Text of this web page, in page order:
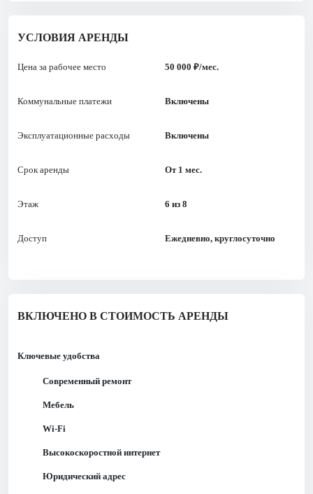
УСЛОВИЯ АРЕНДЫ
Цена за рабочее место 50 000 ₽/мес.
Коммунальные платежи Включены
Эксплуатационные расходы Включены
Срок аренды От 1 мес.
Этаж 6 из 8
Доступ Ежедневно, круглосуточно
ВКЛЮЧЕНО В СТОИМОСТЬ АРЕНДЫ
Ключевые удобства
Современный ремонт
Мебель
Wi-Fi
Высокоскоростной интернет
Юридический адрес